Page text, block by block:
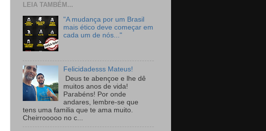
LEIA TAMBÉM...
"A mudança por um Brasil
mais ético deve começar em
cada um de nós..."
Felicidadesss Mateus!
Deus te abençoe e lhe dê
muitos anos de vida!
Parabéns! Por onde
andares, lembre-se que
tens uma familia que te ama muito.
Cheirrooooo no c...